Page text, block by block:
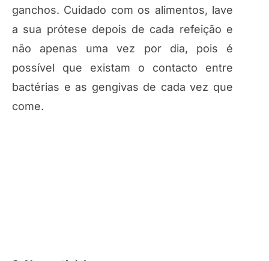
ganchos. Cuidado com os alimentos, lave
a sua prótese depois de cada refeição e
não apenas uma vez por dia, pois é
possível que existam o contacto entre
bactérias e as gengivas de cada vez que
come.